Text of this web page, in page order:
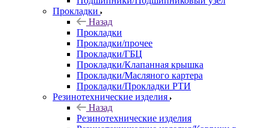
Прокладки
Назад
Прокладки
Прокладки/прочее
Прокладки/ГБЦ
Прокладки/Клапанная крышка
Прокладки/Масляного картера
Прокладки/Прокладки РТИ
Резинотехнические изделия
Назад
Резинотехнические изделия